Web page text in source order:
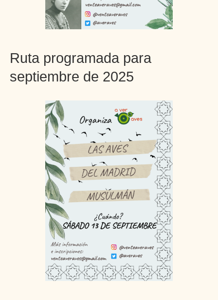
Ruta programada para
septiembre de 2025